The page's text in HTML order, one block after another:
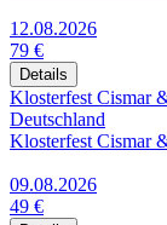
12.08.2026
79 €
Details
Klosterfest Cismar
Deutschland
Klosterfest Cismar
09.08.2026
49 €